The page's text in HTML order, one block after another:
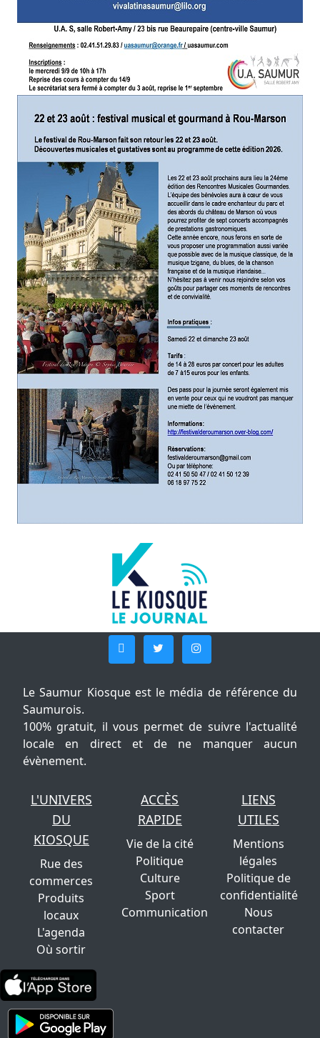
Le Saumur Kiosque est le média de référence du
Saumurois.
100% gratuit, il vous permet de suivre l'actualité
locale en direct et de ne manquer aucun
évènement.
L'UNIVERS
DU
KIOSQUE
Rue des
commerces
Produits
locaux
L'agenda
Où sortir
ACCÈS
RAPIDE
Vie de la cité
Politique
Culture
Sport
Communication
LIENS
UTILES
Mentions
légales
Politique de
confidentialité
Nous
contacter